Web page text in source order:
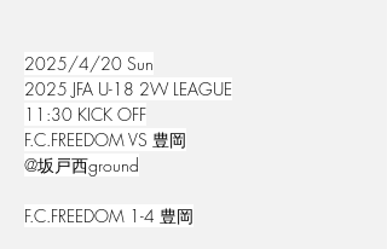
2025/4/20 Sun
2025 JFA U-18 2W LEAGUE
11:30 KICK OFF
F.C.FREEDOM VS 豊岡
@坂戸西ground
F.C.FREEDOM 1-4 豊岡